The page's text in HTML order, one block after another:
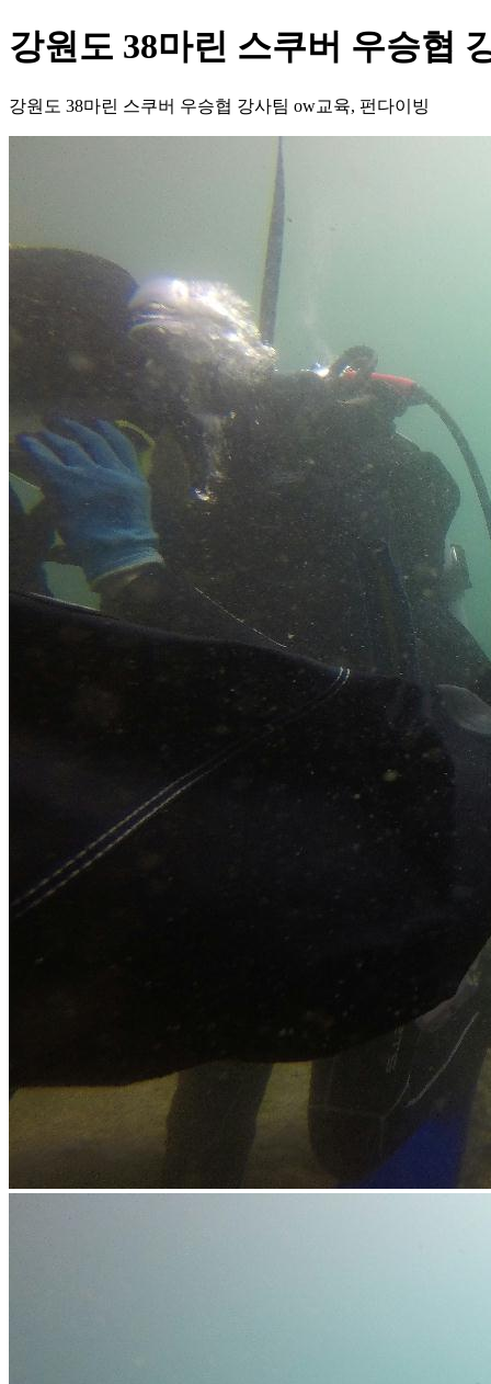
강원도 38마린 스쿠버 우승협
강원도 38마린 스쿠버 우승협 강사팀 ow교육, 펀다이빙